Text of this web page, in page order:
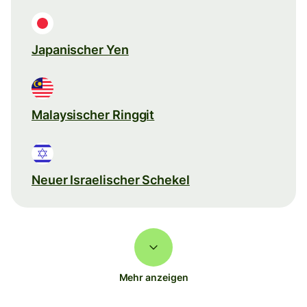
Japanischer Yen
Malaysischer Ringgit
Neuer Israelischer Schekel
Mehr anzeigen